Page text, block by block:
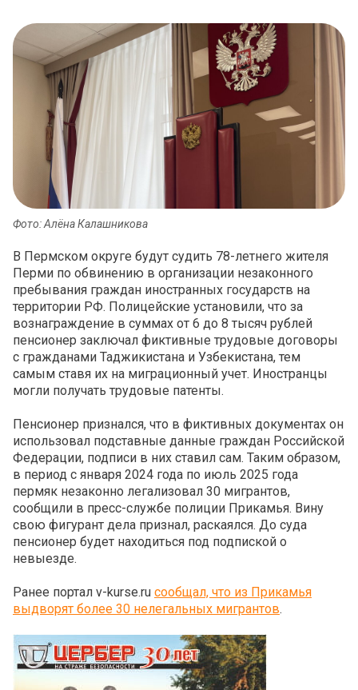
Фото: Алёна Калашникова
В Пермском округе будут судить 78-летнего жителя
Перми по обвинению в организации незаконного
пребывания граждан иностранных государств на
территории РФ. Полицейские установили, что за
вознаграждение в суммах от 6 до 8 тысяч рублей
пенсионер заключал фиктивные трудовые договоры
с гражданами Таджикистана и Узбекистана, тем
самым ставя их на миграционный учет. Иностранцы
могли получать трудовые патенты.
Пенсионер признался, что в фиктивных документах он
использовал подставные данные граждан Российской
Федерации, подписи в них ставил сам. Таким образом,
в период с января 2024 года по июль 2025 года
пермяк незаконно легализовал 30 мигрантов,
сообщили в пресс-службе полиции Прикамья. Вину
свою фигурант дела признал, раскаялся. До суда
пенсионер будет находиться под подпиской о
невыезде.
Ранее портал v-kurse.ru сообщал, что из Прикамья
выдворят более 30 нелегальных мигрантов.